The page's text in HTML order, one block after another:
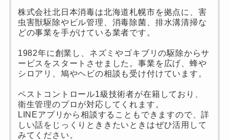
株式会社北日本消毒は北海道札幌市を拠点に、害
虫害獣駆除やビル管理、消毒除菌、排水溝清掃な
どの事業を手がけている業者です。
1982年に創業し、ネズミやゴキブリの駆除からサ
ービスをスタートさせました。事業を広げ、蜂や
シロアリ、鳩やヘビの相談も受け付けています。
ペストコントロール1級技術者が在籍しており、
衛生管理のプロが対応してくれます。
LINEアプリから相談することもできますので、詳
しい話をじっくりとききたいときはぜひ活用して
みてください。